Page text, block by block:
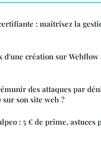
: maîtrisez la
d'une création sur Webflow
des attaques par
sur son site web ?
: 5 € de prime, astuces